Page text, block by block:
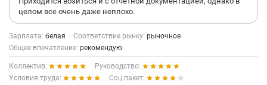
целом все очень даже неплохо.
Зарплата: белая Соответствие рынку: рыночное
Общее впечатление: рекомендую
Коллектив:
Руководство:
Условия труда:
Соц.пакет: